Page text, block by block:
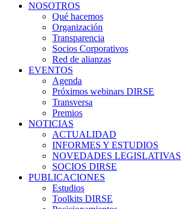
NOSOTROS
Qué hacemos
Organización
Transparencia
Socios Corporativos
Red de alianzas
EVENTOS
Agenda
Próximos webinars DIRSE
Transversa
Premios
NOTICIAS
ACTUALIDAD
INFORMES Y ESTUDIOS
NOVEDADES LEGISLATIVAS
SOCIOS DIRSE
PUBLICACIONES
Estudios
Toolkits DIRSE